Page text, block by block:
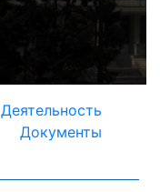
Деятельность
Документы